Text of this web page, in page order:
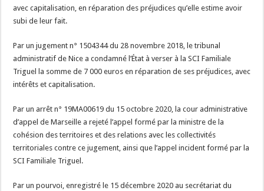
avec capitalisation, en réparation des préjudices qu’elle estime avoir
subi de leur fait.
Par un jugement n° 1504344 du 28 novembre 2018, le tribunal
administratif de Nice a condamné l’État à verser à la SCI Familiale
Triguel la somme de 7 000 euros en réparation de ses préjudices, avec
intérêts et capitalisation.
Par un arrêt n° 19MA00619 du 15 octobre 2020, la cour administrative
d’appel de Marseille a rejeté l’appel formé par la ministre de la
cohésion des territoires et des relations avec les collectivités
territoriales contre ce jugement, ainsi que l’appel incident formé par la
SCI Familiale Triguel.
Par un pourvoi, enregistré le 15 décembre 2020 au secrétariat du